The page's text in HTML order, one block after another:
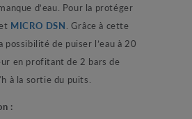
d’eau. Pour la protéger
MICRO DSN. Grâce à cette
possibilité de puiser l’eau à 20
en profitant de 2 bars de
à la sortie du puits.
: